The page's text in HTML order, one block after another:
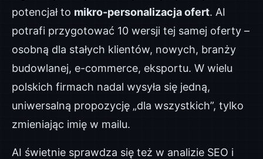
potencjał to mikro-personalizacja ofert. AI
potrafi przygotować 10 wersji tej samej oferty –
osobną dla stałych klientów, nowych, branży
budowlanej, e-commerce, eksportu. W wielu
polskich firmach nadal wysyła się jedną,
uniwersalną propozycję „dla wszystkich”, tylko
zmieniając imię w mailu.
AI świetnie sprawdza się też w analizie SEO i